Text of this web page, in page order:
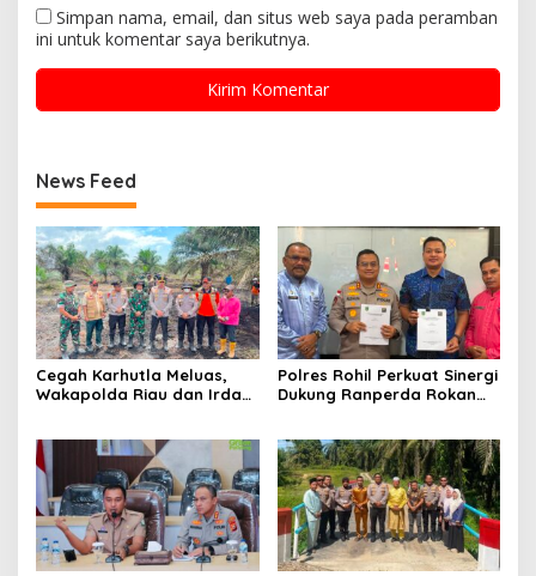
Simpan nama, email, dan situs web saya pada peramban
ini untuk komentar saya berikutnya.
News Feed
Cegah Karhutla Meluas,
Wakapolda Riau dan Irdam
Limau Kapas
Polres Rohil Perkuat Sinergi
Dukung Ranperda Rokan